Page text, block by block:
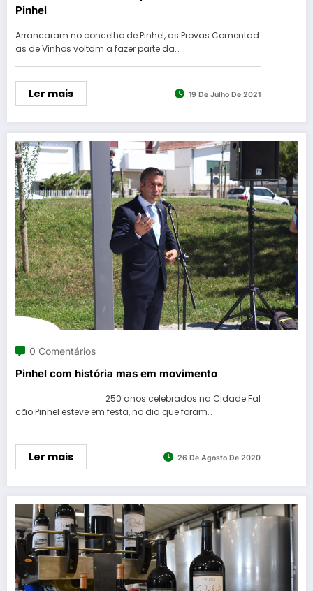
Pinhel
Arrancaram no concelho de Pinhel, as Provas Comentad
as de Vinhos voltam a fazer parte da…
Ler mais 19 De Julho De 2021
0 Comentários
Pinhel com história mas em movimento
250 anos celebrados na Cidade Fal
cão Pinhel esteve em festa, no dia que foram…
Ler mais 26 De Agosto De 2020